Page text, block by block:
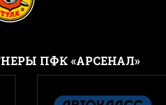
ПФК «АРСЕНАЛ»